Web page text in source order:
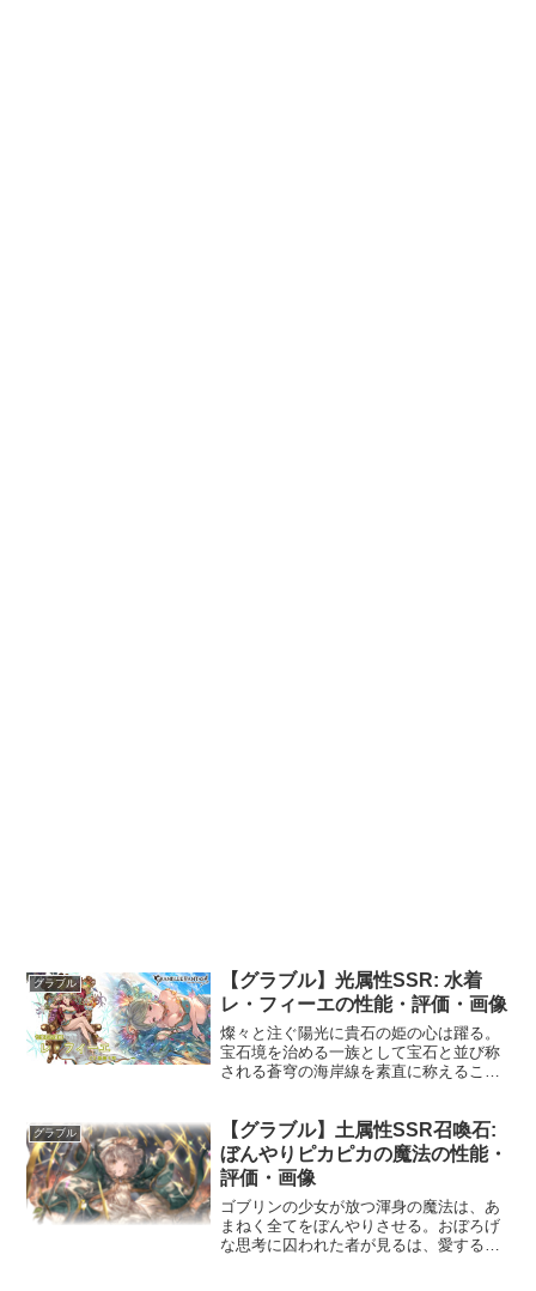
グラブル
【グラブル】光属性SSR: 水着
レ・フィーエの性能・評価・画像
燦々と注ぐ陽光に貴石の姫の心は躍る。
宝石境を治める一族として宝石と並び称
される蒼穹の海岸線を素直に称えること
歳身長：158cm種族：ヒューマン趣味：
掃除、洗濯、料理好...
グラブル
【グラブル】土属性SSR召喚石:
ぼんやりピカピカの魔法の性能・
評価・画像
ゴブリンの少女が放つ渾身の魔法は、あ
まねく全てをぼんやりさせる。おぼろげ
な思考に囚われた者が見るは、愛する仲